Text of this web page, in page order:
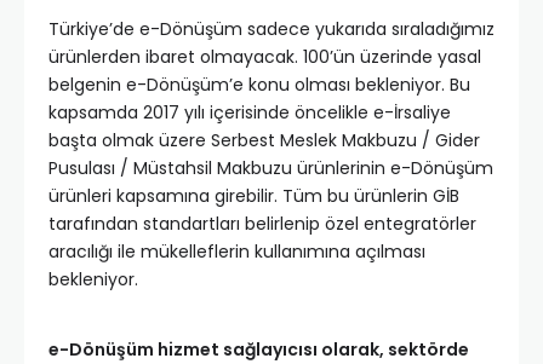
Türkiye’de e-Dönüşüm sadece yukarıda sıraladığımız
ürünlerden ibaret olmayacak. 100’ün üzerinde yasal
belgenin e-Dönüşüm’e konu olması bekleniyor. Bu
kapsamda 2017 yılı içerisinde öncelikle e-İrsaliye
başta olmak üzere Serbest Meslek Makbuzu / Gider
Pusulası / Müstahsil Makbuzu ürünlerinin e-Dönüşüm
ürünleri kapsamına girebilir. Tüm bu ürünlerin GİB
tarafından standartları belirlenip özel entegratörler
aracılığı ile mükelleflerin kullanımına açılması
bekleniyor.
e-Dönüşüm hizmet sağlayıcısı olarak, sektörde